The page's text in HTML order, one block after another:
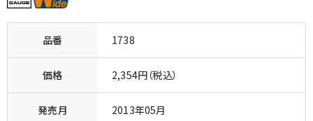
品番 1738
価格 2,354円（税込）
発売月 2013年05月